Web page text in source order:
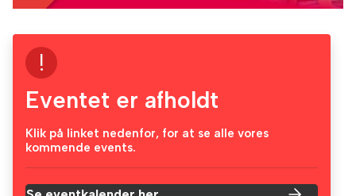
!
Eventet er afholdt
Klik på linket nedenfor, for at se alle vores
kommende events.